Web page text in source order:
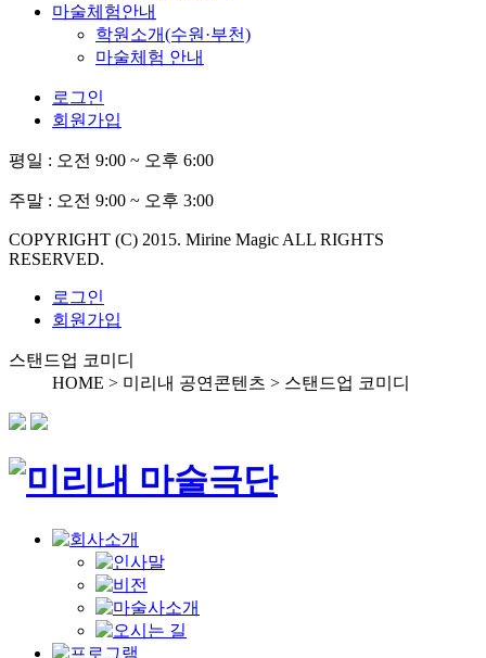
마술체험안내
학원소개(수원·부천)
마술체험 안내
로그인
회원가입
평일 : 오전 9:00 ~ 오후 6:00
주말 : 오전 9:00 ~ 오후 3:00
COPYRIGHT (C) 2015. Mirine Magic ALL RIGHTS
RESERVED.
로그인
회원가입
스탠드업 코미디
HOME > 미리내 공연콘텐츠 > 스탠드업 코미디